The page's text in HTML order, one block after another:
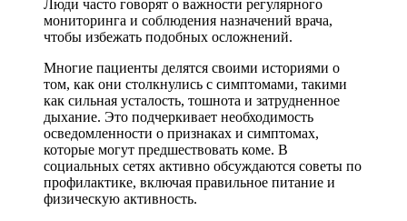
Люди часто говорят о важности регулярного
мониторинга и соблюдения назначений врача,
чтобы избежать подобных осложнений.
Многие пациенты делятся своими историями о
том, как они столкнулись с симптомами, такими
как сильная усталость, тошнота и затрудненное
дыхание. Это подчеркивает необходимость
осведомленности о признаках и симптомах,
которые могут предшествовать коме. В
социальных сетях активно обсуждаются советы по
профилактике, включая правильное питание и
физическую активность.